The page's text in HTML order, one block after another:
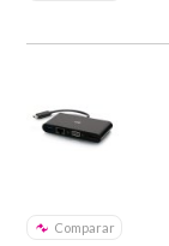
Comparar